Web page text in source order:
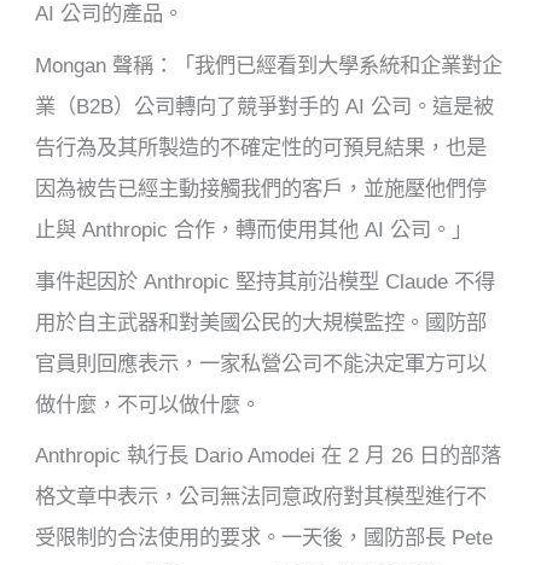
AI 公司的產品。
Mongan 聲稱：「我們已經看到大學系統和企業對企
業（B2B）公司轉向了競爭對手的 AI 公司。這是被
告行為及其所製造的不確定性的可預見結果，也是
因為被告已經主動接觸我們的客戶，並施壓他們停
止與 Anthropic 合作，轉而使用其他 AI 公司。」
事件起因於 Anthropic 堅持其前沿模型 Claude 不得
用於自主武器和對美國公民的大規模監控。國防部
官員則回應表示，一家私營公司不能決定軍方可以
做什麼，不可以做什麼。
Anthropic 執行長 Dario Amodei 在 2 月 26 日的部落
格文章中表示，公司無法同意政府對其模型進行不
受限制的合法使用的要求。一天後，國防部長 Pete